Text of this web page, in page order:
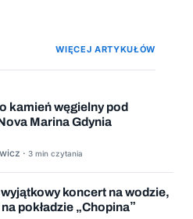
WIĘCEJ ARTYKUŁÓW
kamień węgielny pod
Marina Gdynia
· 3 min czytania
koncert na wodzie,
pokładzie „Chopina”